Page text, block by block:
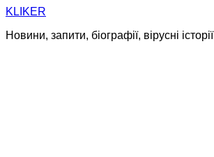
Skip
content
KLIKER
Новини, запити, біографії, вірусні історії